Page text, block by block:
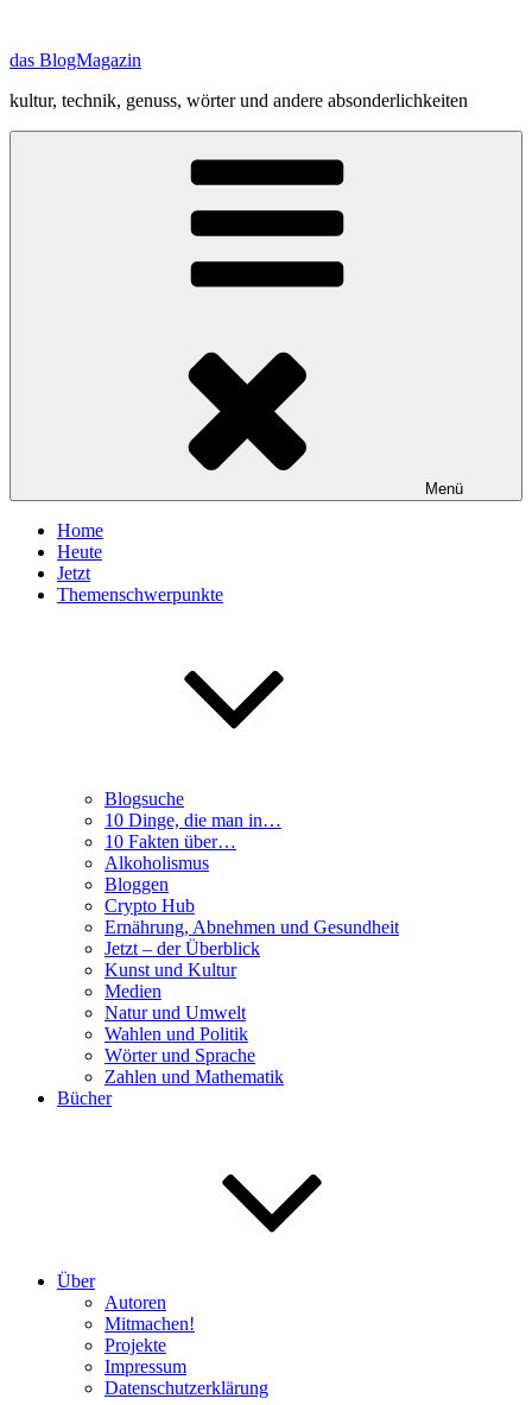
springen
das BlogMagazin
kultur, technik, genuss, wörter und andere absonderlichkeiten
Menü
Home
Heute
Jetzt
Themenschwerpunkte
Blogsuche
10 Dinge, die man in…
10 Fakten über…
Alkoholismus
Bloggen
Crypto Hub
Ernährung, Abnehmen und Gesundheit
Jetzt – der Überblick
Kunst und Kultur
Medien
Natur und Umwelt
Wahlen und Politik
Wörter und Sprache
Zahlen und Mathematik
Bücher
Über
Autoren
Mitmachen!
Projekte
Impressum
Datenschutzerklärung